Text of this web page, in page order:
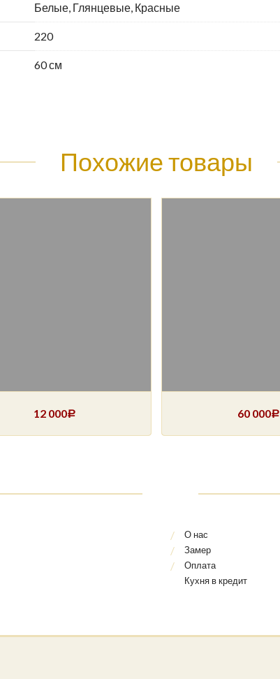
Белые, Глянцевые, Красные
220
60 см
Похожие товары
12 000Р 60 000Р
О нас
Замер
Оплата
Кухня в кредит